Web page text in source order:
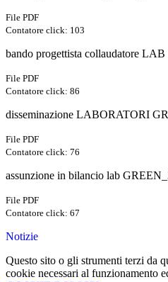
File PDF
Contatore click: 103
bando progettista collaudatore
File PDF
Contatore click: 86
disseminazione LABORATORI
File PDF
Contatore click: 76
assunzione in bilancio lab
File PDF
Contatore click: 67
Notizie
Questo sito o gli strumenti terzi da
cookie necessari al funzionamento